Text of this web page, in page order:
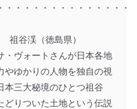
・・・・・・・・・・・・・
祖谷渓（徳島県）
・ヴォートさんが日本各地
やゆかりの人物を独自の視
本三大秘境のひとつ祖谷
りついた土地という伝説